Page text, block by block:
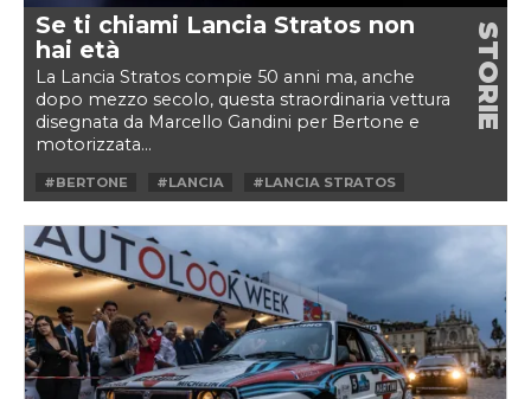
Se ti chiami Lancia Stratos non
hai età
La Lancia Stratos compie 50 anni ma, anche
dopo mezzo secolo, questa straordinaria vettura
disegnata da Marcello Gandini per Bertone e
motorizzata...
STORIE
#BERTONE #LANCIA
#LANCIA STRATOS